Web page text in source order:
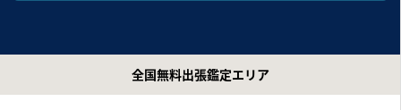
全国無料出張鑑定エリア